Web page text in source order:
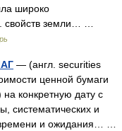
широко
свойств земли… …
— (англ. securities
ценной бумаги
конкретную дату с
систематических и
и ожидания… …